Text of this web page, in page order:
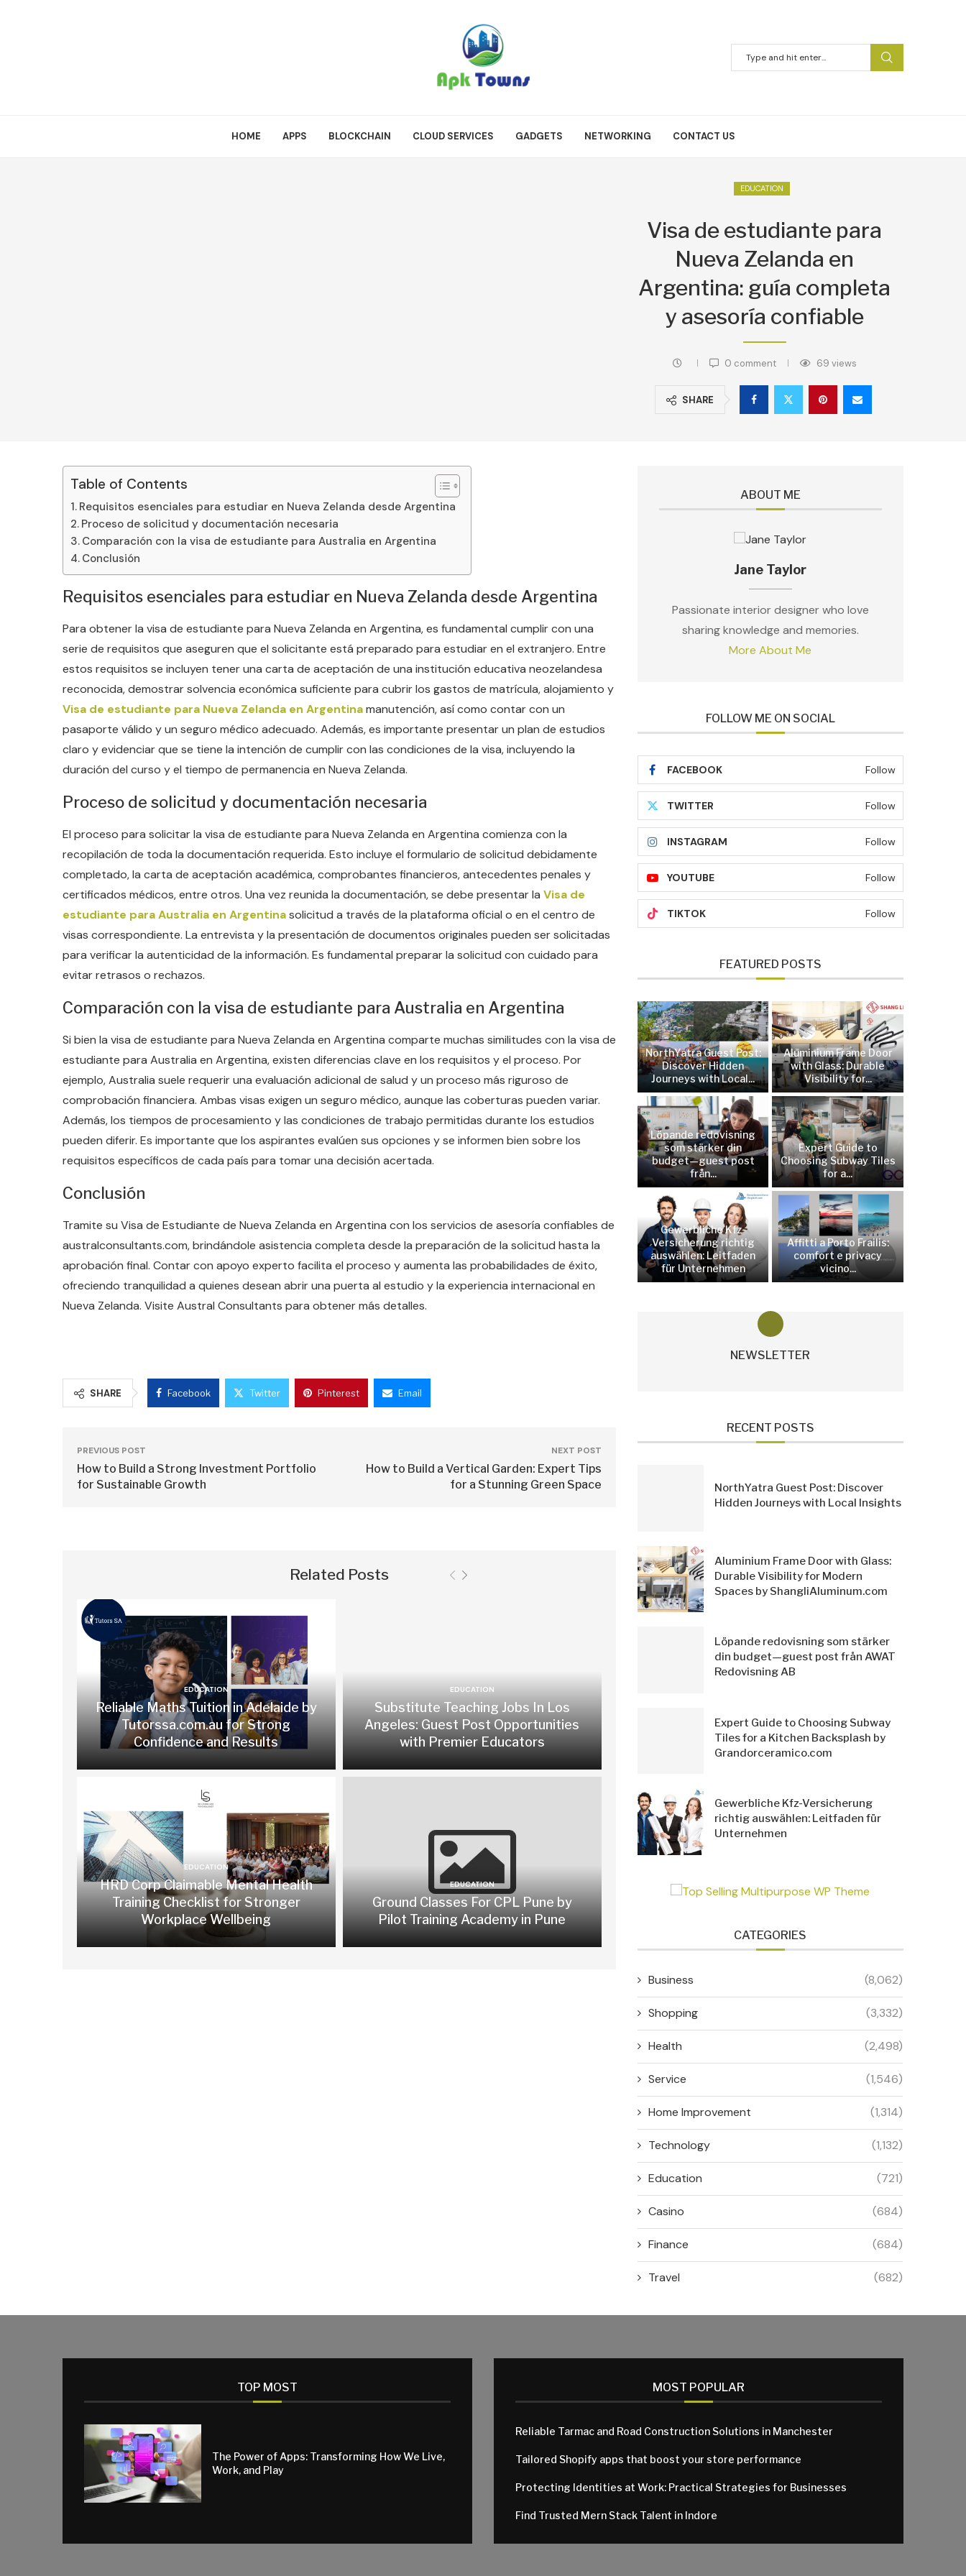
HOME APPS BLOCKCHAIN CLOUD SERVICES GADGETS NETWORKING CONTACT US
EDUCATION
Visa de estudiante para
Nueva Zelanda en
Argentina: guía completa
y asesoría confiable
0 comment 69 views
SHARE
Table of Contents
Requisitos esenciales para estudiar en Nueva Zelanda desde Argentina
Proceso de solicitud y documentación necesaria
Comparación con la visa de estudiante para Australia en Argentina
Conclusión
Requisitos esenciales para estudiar en Nueva Zelanda desde Argentina
Para obtener la visa de estudiante para Nueva Zelanda en Argentina, es fundamental cumplir con una
serie de requisitos que aseguren que el solicitante está preparado para estudiar en el extranjero. Entre
estos requisitos se incluyen tener una carta de aceptación de una institución educativa neozelandesa
reconocida, demostrar solvencia económica suficiente para cubrir los gastos de matrícula, alojamiento y
Visa de estudiante para Nueva Zelanda en Argentinamanutención, así como contar con un
pasaporte válido y un seguro médico adecuado. Además, es importante presentar un plan de estudios
claro y evidenciar que se tiene la intención de cumplir con las condiciones de la visa, incluyendo la
duración del curso y el tiempo de permanencia en Nueva Zelanda.
Proceso de solicitud y documentación necesaria
El proceso para solicitar la visa de estudiante para Nueva Zelanda en Argentina comienza con la
recopilación de toda la documentación requerida. Esto incluye el formulario de solicitud debidamente
completado, la carta de aceptación académica, comprobantes financieros, antecedentes penales y
certificados médicos, entre otros. Una vez reunida la documentación, se debe presentar la Visa de
estudiante para Australia en Argentinasolicitud a través de la plataforma oficial o en el centro de
visas correspondiente. La entrevista y la presentación de documentos originales pueden ser solicitadas
para verificar la autenticidad de la información. Es fundamental preparar la solicitud con cuidado para
evitar retrasos o rechazos.
Comparación con la visa de estudiante para Australia en Argentina
Si bien la visa de estudiante para Nueva Zelanda en Argentina comparte muchas similitudes con la visa de
estudiante para Australia en Argentina, existen diferencias clave en los requisitos y el proceso. Por
ejemplo, Australia suele requerir una evaluación adicional de salud y un proceso más riguroso de
comprobación financiera. Ambas visas exigen un seguro médico, aunque las coberturas pueden variar.
Además, los tiempos de procesamiento y las condiciones de trabajo permitidas durante los estudios
pueden diferir. Es importante que los aspirantes evalúen sus opciones y se informen bien sobre los
requisitos específicos de cada país para tomar una decisión acertada.
Conclusión
Tramite su Visa de Estudiante de Nueva Zelanda en Argentina con los servicios de asesoría confiables de
australconsultants.com, brindándole asistencia completa desde la preparación de la solicitud hasta la
aprobación final. Contar con apoyo experto facilita el proceso y aumenta las probabilidades de éxito,
ofreciendo tranquilidad a quienes desean abrir una puerta al estudio y la experiencia internacional en
Nueva Zelanda. Visite Austral Consultants para obtener más detalles.
SHARE Facebook Twitter Pinterest Email
PREVIOUS POST
How to Build a Strong Investment Portfolio
for Sustainable Growth
NEXT POST
How to Build a Vertical Garden: Expert Tips
for a Stunning Green Space
Related Posts
EDUCATION
Reliable Maths Tuition in Adelaide by
Tutorssa.com.au for Strong
Confidence and Results
EDUCATION
Substitute Teaching Jobs In Los
Angeles: Guest Post Opportunities
with Premier Educators
EDUCATION
HRD Corp Claimable Mental Health
Training Checklist for Stronger
Workplace Wellbeing
EDUCATION
Ground Classes For CPL Pune by
Pilot Training Academy in Pune
ABOUT ME
Jane Taylor
Passionate interior designer who love
sharing knowledge and memories.
More About Me
FOLLOW ME ON SOCIAL
FACEBOOK Follow
TWITTER Follow
INSTAGRAM Follow
YOUTUBE Follow
TIKTOK Follow
FEATURED POSTS
NorthYatra Guest Post:
Discover Hidden
Journeys with Local...
Aluminium Frame Door
with Glass: Durable
Visibility for...
Löpande redovisning
som stärker din
budget—guest post
från...
Expert Guide to
Choosing Subway Tiles
for a...
Gewerbliche Kfz-
Versicherung richtig
auswählen: Leitfaden
für Unternehmen
Affitti a Porto Frailis:
comfort e privacy
vicino...
NEWSLETTER
RECENT POSTS
NorthYatra Guest Post: Discover
Hidden Journeys with Local Insights
Aluminium Frame Door with Glass:
Durable Visibility for Modern
Spaces by ShangliAluminum.com
Löpande redovisning som stärker
din budget—guest post från AWAT
Redovisning AB
Expert Guide to Choosing Subway
Tiles for a Kitchen Backsplash by
Grandorceramico.com
Gewerbliche Kfz-Versicherung
richtig auswählen: Leitfaden für
Unternehmen
CATEGORIES
Business (8,062)
Shopping (3,332)
Health (2,498)
Service (1,546)
Home Improvement (1,314)
Technology (1,132)
Education (721)
Casino (684)
Finance (684)
Travel (682)
TOP MOST
The Power of Apps: Transforming How We Live,
Work, and Play
MOST POPULAR
Reliable Tarmac and Road Construction Solutions in Manchester
Tailored Shopify apps that boost your store performance
Protecting Identities at Work: Practical Strategies for Businesses
Find Trusted Mern Stack Talent in Indore